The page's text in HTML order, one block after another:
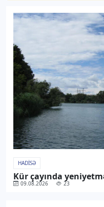
HADISƏ
Kür çayında
09.08.2026 23